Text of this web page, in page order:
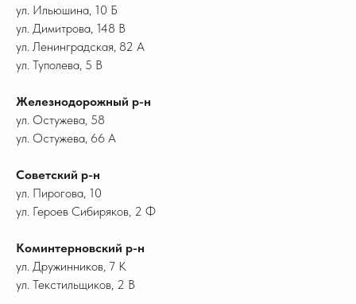
ул. Ильюшина, 10 Б
ул. Димитрова, 148 В
ул. Ленинградская, 82 А
ул. Туполева, 5 В
Железнодорожный р-н
ул. Остужева, 58
ул. Остужева, 66 А
Советский р-н
ул. Пирогова, 10
ул. Героев Сибиряков, 2 Ф
Коминтерновский р-н
ул. Дружинников, 7 К
ул. Текстильщиков, 2 В